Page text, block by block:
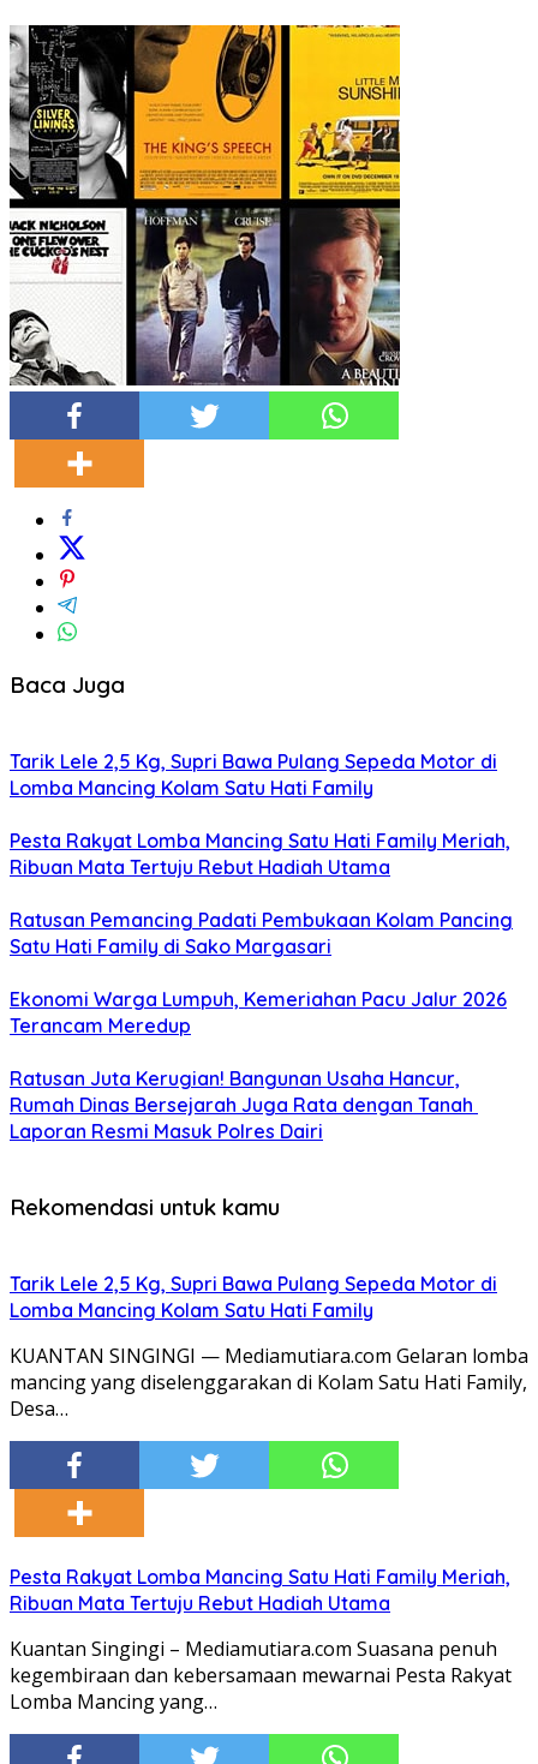
Baca Juga
Tarik Lele 2,5 Kg, Supri Bawa Pulang Sepeda Motor di
Lomba Mancing Kolam Satu Hati Family
Pesta Rakyat Lomba Mancing Satu Hati Family Meriah,
Ribuan Mata Tertuju Rebut Hadiah Utama
Ratusan Pemancing Padati Pembukaan Kolam Pancing
Satu Hati Family di Sako Margasari
Ekonomi Warga Lumpuh, Kemeriahan Pacu Jalur 2026
Terancam Meredup
Ratusan Juta Kerugian! Bangunan Usaha Hancur,
Rumah Dinas Bersejarah Juga Rata dengan Tanah
Laporan Resmi Masuk Polres Dairi
Rekomendasi untuk kamu
Tarik Lele 2,5 Kg, Supri Bawa Pulang Sepeda Motor di
Lomba Mancing Kolam Satu Hati Family
KUANTAN SINGINGI — Mediamutiara.com Gelaran lomba
mancing yang diselenggarakan di Kolam Satu Hati Family,
Desa…
Pesta Rakyat Lomba Mancing Satu Hati Family Meriah,
Ribuan Mata Tertuju Rebut Hadiah Utama
Kuantan Singingi – Mediamutiara.com Suasana penuh
kegembiraan dan kebersamaan mewarnai Pesta Rakyat
Lomba Mancing yang…